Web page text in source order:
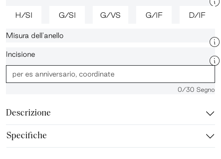
H/SI G/SI G/VS G/IF D/IF
Misura dell'anello
Incisione
0/30 Segno
Descrizione
Specifiche